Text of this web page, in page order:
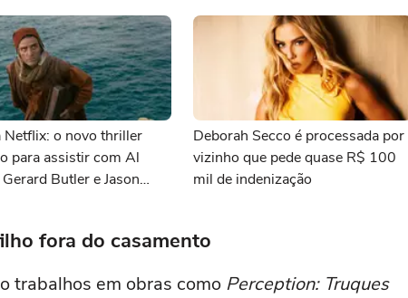
Netflix: o novo thriller
para assistir com Al
Butler e Jason
Deborah Secco é processada por
vizinho que pede quase R$ 100
mil de indenização
fora do casamento
trabalhos em obras como Perception: Truques